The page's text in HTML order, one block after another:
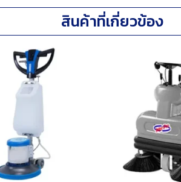
สินค้าที่เกี่ยวข้อง